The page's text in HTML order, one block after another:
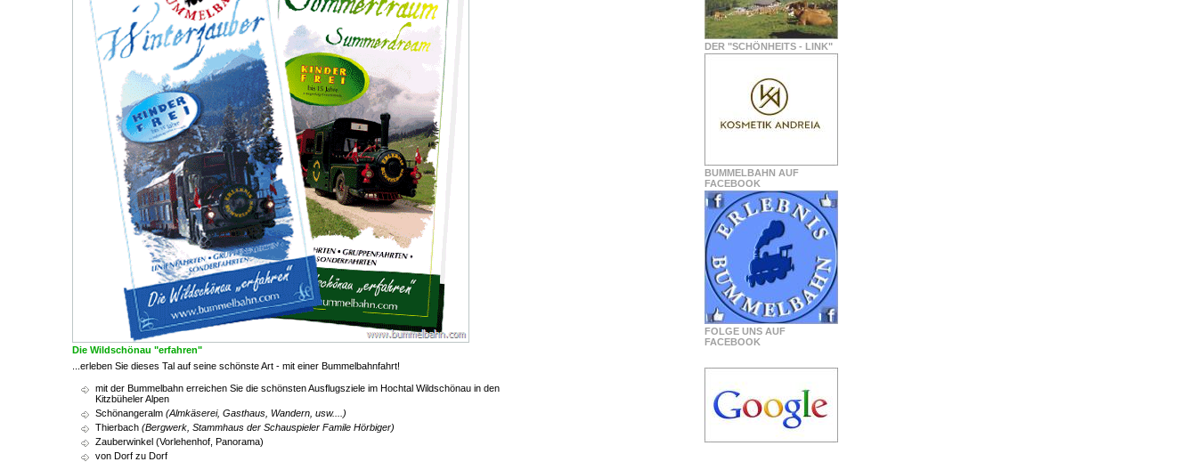
Die Wildschönau "erfahren"
...erleben Sie dieses Tal auf seine schönste Art - mit einer Bummelbahnfahrt!
mit der Bummelbahn erreichen Sie die schönsten Ausflugsziele im Hochtal Wildschönau in den
Kitzbüheler Alpen
Schönangeralm (Almkäserei, Gasthaus, Wandern, usw....)
Thierbach (Bergwerk, Stammhaus der Schauspieler Famile Hörbiger)
Zauberwinkel (Vorlehenhof, Panorama)
von Dorf zu Dorf
DER "SCHÖNHEITS - LINK"
BUMMELBAHN AUF
FACEBOOK
FOLGE UNS AUF
FACEBOOK